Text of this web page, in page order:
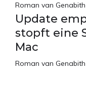
Roman van Genabith
Update
stopft eine
Mac
Roman van Genabith